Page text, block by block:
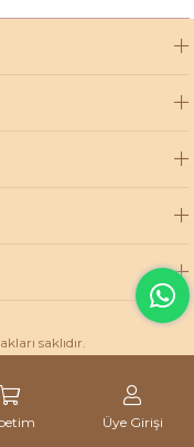
saklıdır.
Üye Girişi